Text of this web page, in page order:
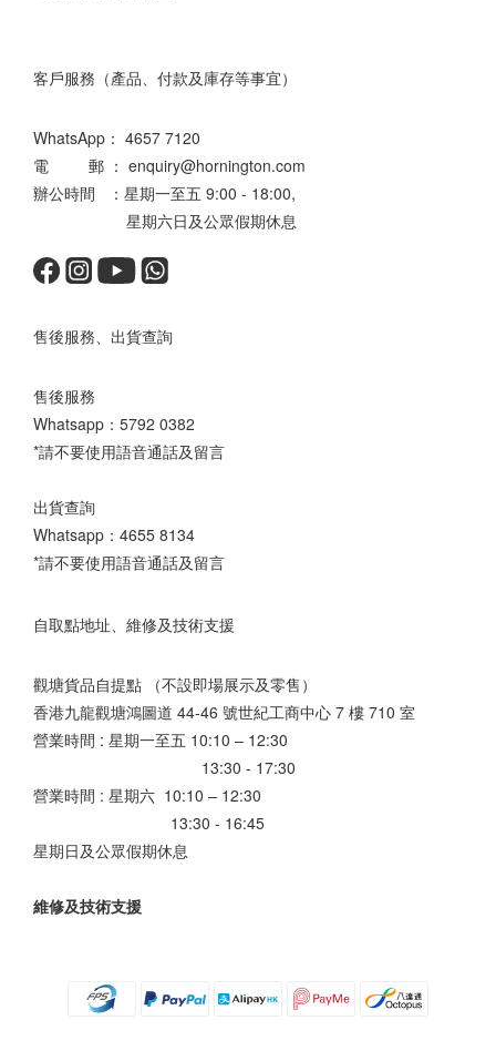
客戶服務（產品、付款及庫存等事宜）
WhatsApp： 4657 7120
電 郵 ： enquiry@hornington.com
辦公時間 ：星期一至五 9:00 - 18:00,
星期六日及公眾假期休息
售後服務、出貨查詢
售後服務
Whatsapp： 5792 0382
*請不要使用語音通話及留言
出貨查詢
Whatsapp： 4655 8134
*請不要使用語音通話及留言
自取點地址、維修及技術支援
觀塘貨品自提點 （不設即場展示及零售）
香港九龍觀塘鴻圖道 44-46 號世紀工商中心 7 樓 710 室
營業時間 : 星期一至五 10:10 – 12:30
13:30 - 17:30
營業時間 : 星期六 10:10 – 12:30
13:30 - 16:45
星期日及公眾假期休息
維修及技術支援